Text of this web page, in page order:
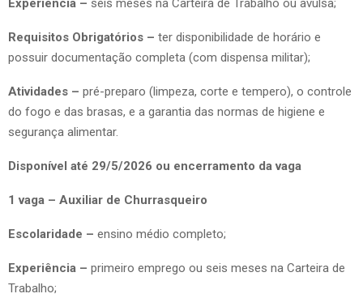
Experiência – seis meses na Carteira de Trabalho ou avulsa;
Requisitos Obrigatórios – ter disponibilidade de horário e
possuir documentação completa (com dispensa militar);
Atividades – pré-preparo (limpeza, corte e tempero), o controle
do fogo e das brasas, e a garantia das normas de higiene e
segurança alimentar.
Disponível até 29/5/2026 ou encerramento da vaga
1 vaga – Auxiliar de Churrasqueiro
Escolaridade – ensino médio completo;
Experiência – primeiro emprego ou seis meses na Carteira de
Trabalho;